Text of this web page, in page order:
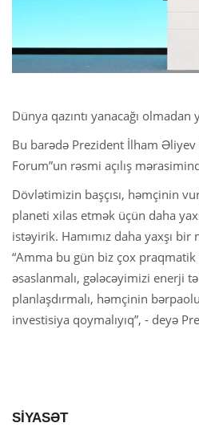
Dünya qazıntı yanacağı olmadan
Bu barədə Prezident İlham Əliyev
Forum”un rəsmi açılış
Dövlətimizin başçısı, həmçinin
planeti xilas etmək üçün daha
istəyirik. Hamımız daha yaxşı
“Amma bu gün biz çox
əsaslanmalı, gələcəyimizi enerji
planlaşdırmalı, həmçinin
investisiya qoymalıyıq”, - deyə
SİYASƏT